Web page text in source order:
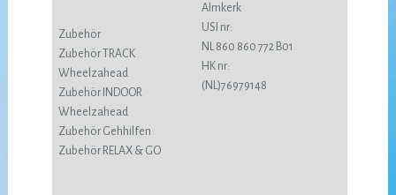
Zubehör
Zubehör TRACK
Wheelzahead
Zubehör INDOOR
Wheelzahead
Zubehör Gehhilfen
Zubehör RELAX & GO
Almkerk
USI nr:
NL 860 860 772 B01
HK nr:
(NL)76979148